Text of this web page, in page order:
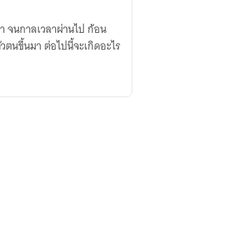
จนกาลเวลาผ่านไป ก้อน
นขึ้นมา ต่อไปนี้จะเกิดอะไร